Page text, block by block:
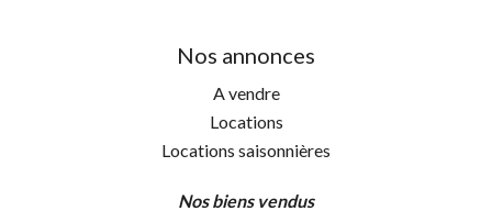
Nos annonces
A vendre
Locations
Locations saisonnières
Nos biens vendus